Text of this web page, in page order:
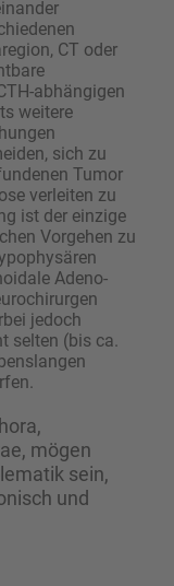
CT oder
abhängigen
weitere
sich zu
Tumor
verleiten zu
ist der einzige
Vorgehen zu
Adeno­
jedoch
selten (bis ca.
mögen
sein,
und